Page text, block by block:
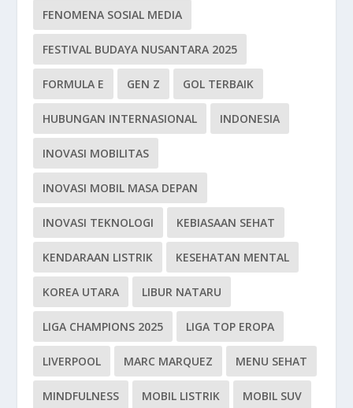
FENOMENA SOSIAL MEDIA
FESTIVAL BUDAYA NUSANTARA 2025
FORMULA E GEN Z GOL TERBAIK
HUBUNGAN INTERNASIONAL INDONESIA
INOVASI MOBILITAS
INOVASI MOBIL MASA DEPAN
INOVASI TEKNOLOGI KEBIASAAN SEHAT
KENDARAAN LISTRIK KESEHATAN MENTAL
KOREA UTARA LIBUR NATARU
LIGA CHAMPIONS 2025 LIGA TOP EROPA
LIVERPOOL MARC MARQUEZ MENU SEHAT
MINDFULNESS MOBIL LISTRIK MOBIL SUV